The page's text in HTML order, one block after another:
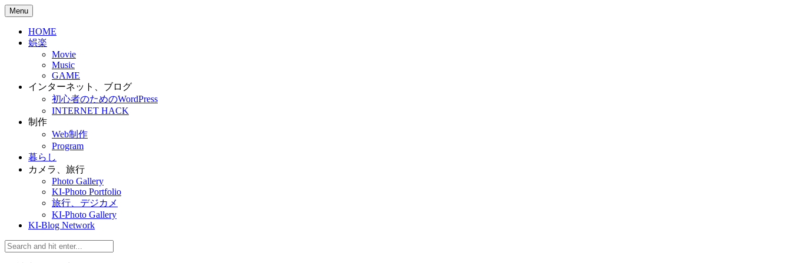
Skip
to
content
Menu
HOME
娯楽
Movie
Music
GAME
インターネット、ブログ
初心者のためのWordPress
INTERNET HACK
制作
Web制作
Program
暮らし
カメラ、旅行
Photo Gallery
KI-Photo Portfolio
旅行、デジカメ
KI-Photo Gallery
KI-Blog Network